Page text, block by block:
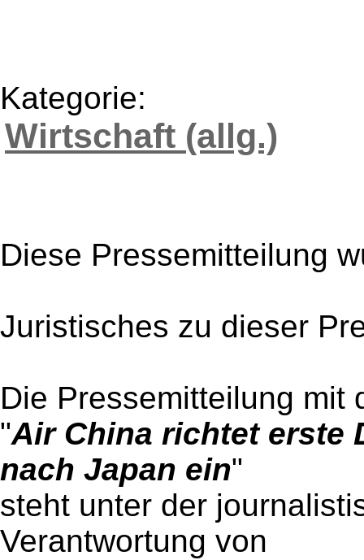
Kategorie:
Wirtschaft (allg.)
Diese Pressemitteilung
Juristisches zu dieser
Die Pressemitteilung mit
"Air China richtet erste
nach Japan ein"
steht unter der
Verantwortung von